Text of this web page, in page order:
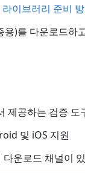
이브러리 준비
)를 다운로드하
제공하는 검증 도
및 iOS 지원
다운로드 채널이